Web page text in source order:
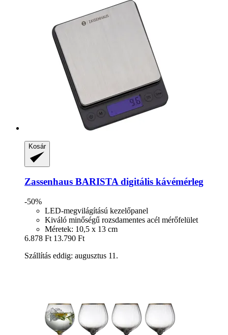
Kosár
Zassenhaus BARISTA digitális kávémérleg
-50%
LED-megvilágítású kezelőpanel
Kiváló minőségű rozsdamentes acél mérőfelület
Méretek: 10,5 x 13 cm
6.878 Ft 13.790 Ft
Szállítás eddig: augusztus 11.